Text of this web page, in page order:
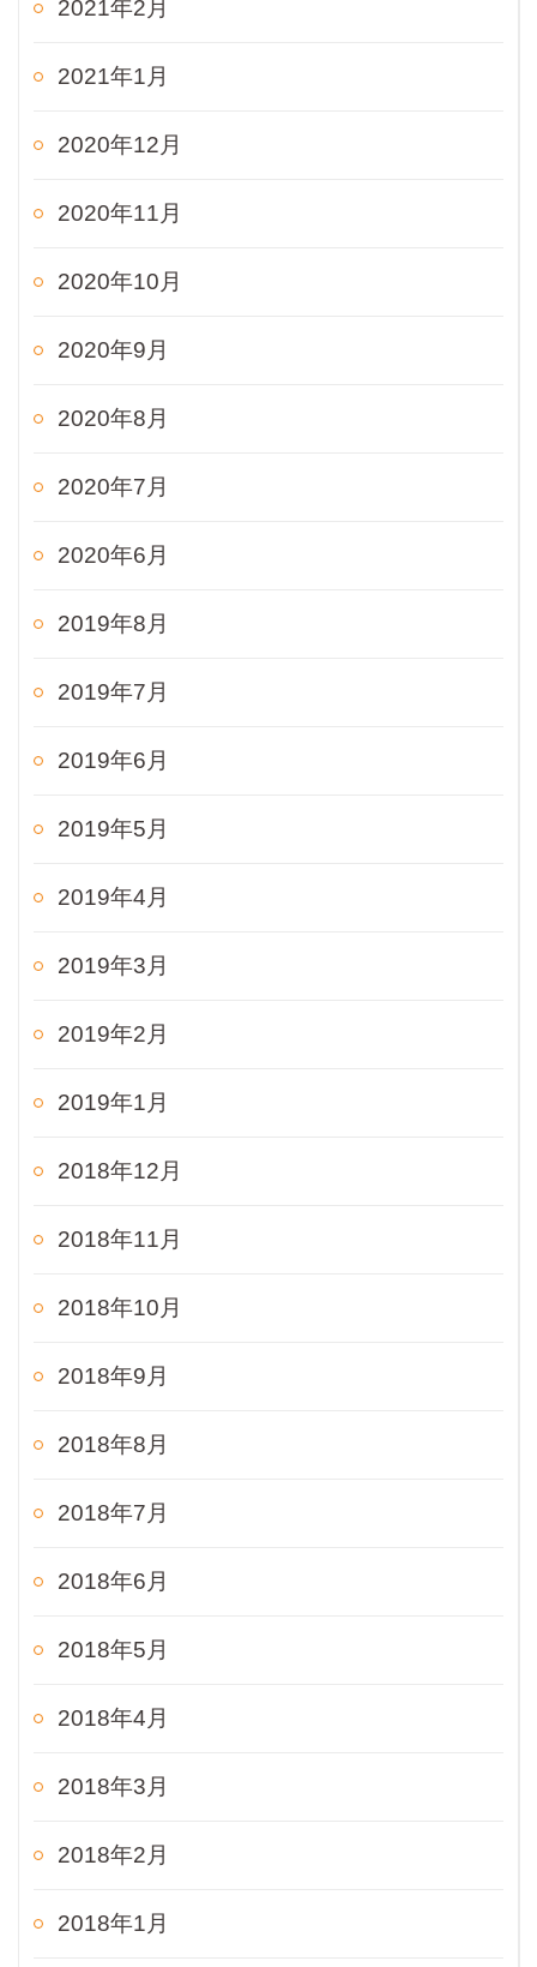
2021年2月
2021年1月
2020年12月
2020年11月
2020年10月
2020年9月
2020年8月
2020年7月
2020年6月
2019年8月
2019年7月
2019年6月
2019年5月
2019年4月
2019年3月
2019年2月
2019年1月
2018年12月
2018年11月
2018年10月
2018年9月
2018年8月
2018年7月
2018年6月
2018年5月
2018年4月
2018年3月
2018年2月
2018年1月